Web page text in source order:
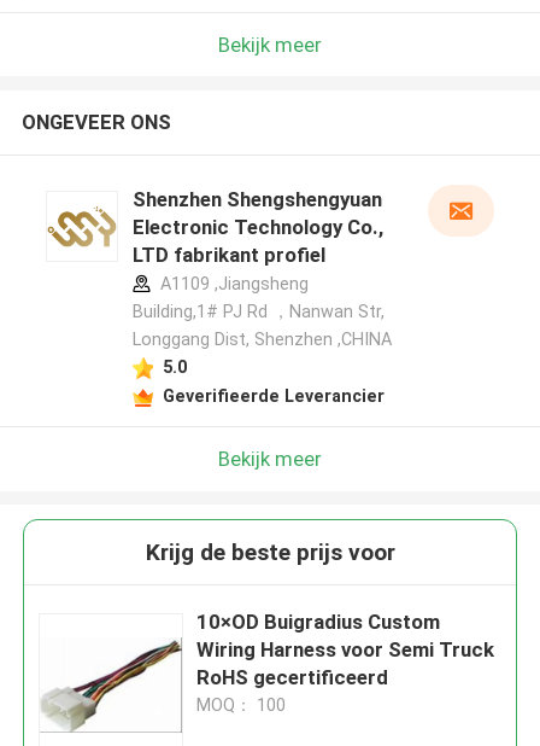
Bekijk meer
ONGEVEER ONS
Shenzhen Shengshengyuan
Electronic Technology Co.,
LTD fabrikant profiel
A1109 ,Jiangsheng
Building,1# PJ Rd ，Nanwan Str,
Longgang Dist, Shenzhen ,CHINA
5.0
Geverifieerde Leverancier
Bekijk meer
Krijg de beste prijs voor
10×OD Buigradius Custom
Wiring Harness voor Semi Truck
RoHS gecertificeerd
MOQ： 100